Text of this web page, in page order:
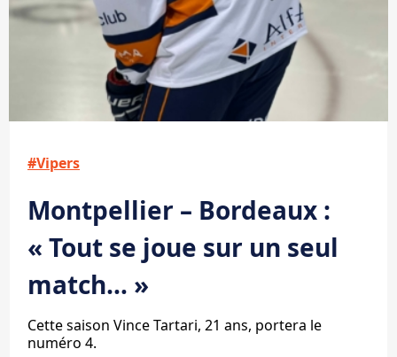
#Vipers
Montpellier – Bordeaux :
« Tout se joue sur un seul
match… »
Cette saison Vince Tartari, 21 ans, portera le
numéro 4.